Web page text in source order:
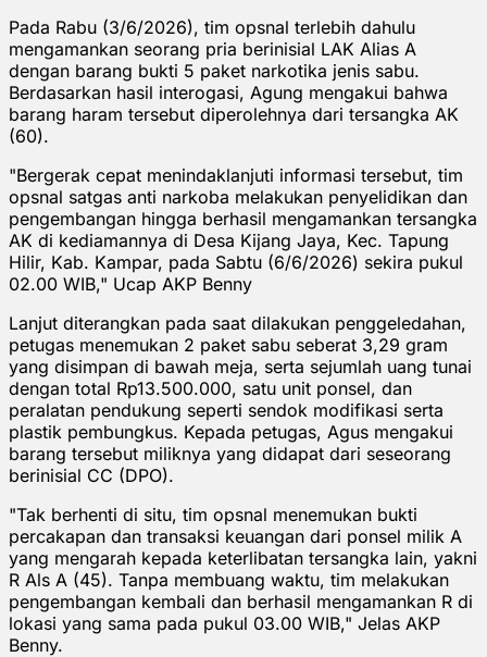
Pada Rabu (3/6/2026), tim opsnal terlebih dahulu
mengamankan seorang pria berinisial LAK Alias A
dengan barang bukti 5 paket narkotika jenis sabu.
Berdasarkan hasil interogasi, Agung mengakui bahwa
barang haram tersebut diperolehnya dari tersangka AK
(60).
"Bergerak cepat menindaklanjuti informasi tersebut, tim
opsnal satgas anti narkoba melakukan penyelidikan dan
pengembangan hingga berhasil mengamankan tersangka
AK di kediamannya di Desa Kijang Jaya, Kec. Tapung
Hilir, Kab. Kampar, pada Sabtu (6/6/2026) sekira pukul
02.00 WIB," Ucap AKP Benny
Lanjut diterangkan pada saat dilakukan penggeledahan,
petugas menemukan 2 paket sabu seberat 3,29 gram
yang disimpan di bawah meja, serta sejumlah uang tunai
dengan total Rp13.500.000, satu unit ponsel, dan
peralatan pendukung seperti sendok modifikasi serta
plastik pembungkus. Kepada petugas, Agus mengakui
barang tersebut miliknya yang didapat dari seseorang
berinisial CC (DPO).
"Tak berhenti di situ, tim opsnal menemukan bukti
percakapan dan transaksi keuangan dari ponsel milik A
yang mengarah kepada keterlibatan tersangka lain, yakni
R Als A (45). Tanpa membuang waktu, tim melakukan
pengembangan kembali dan berhasil mengamankan R di
lokasi yang sama pada pukul 03.00 WIB," Jelas AKP
Benny.